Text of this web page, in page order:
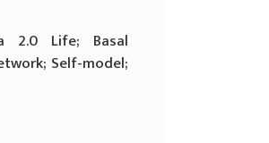
2.0 Life; Basal
Self-model;